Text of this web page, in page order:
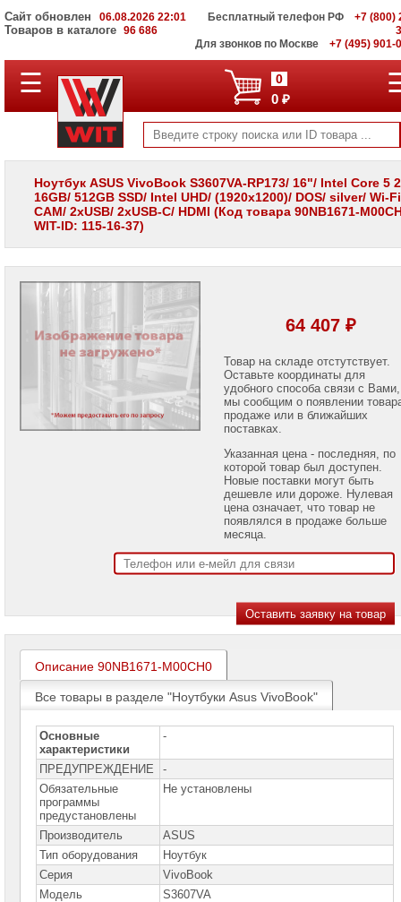
Сайт обновлен 06.08.2026 22:01
Товаров в каталоге 96 686
Бесплатный телефон РФ
+7 (800)
Для звонков по Москве
+7 (495) 901-
ПОЛНЫЙ
КАТАЛОГ
Корпоративные
серверы
WIT
Системы
хранения
данных
Мониторы
LCD
Проекторы
проекторов
MSI
Ноутбуки
Acer
Ноутбуки
Asus
Ноутбуки
Asus
Pro
Ноутбуки
Asus
Proart
Ноутбуки
Asus
Flip
☰ 0
0 ₽
Ноутбук ASUS VivoBook S3607VA-RP173/ 16"/ Intel Core 5
16GB/ 512GB SSD/ Intel UHD/ (1920х1200)/ DOS/ silver/ Wi-
CAM/ 2xUSB/ 2xUSB-C/ HDMI (Код товара 90NB1671-
WIT-ID: 115-16-37)
64 407 ₽
Товар на складе отстутствует.
Оставьте координаты для
удобного способа связи с Вами,
мы сообщим о появлении
продаже или в ближайших
поставках.
Указанная цена - последняя, по
которой товар был доступен.
Новые поставки могут быть
дешевле или дороже. Нулевая
цена означает, что товар не
появлялся в продаже больше
месяца.
Описание 90NB1671-M00CH0
Все товары в разделе "Ноутбуки Asus VivoBook"
Основные
характеристики
-
ПРЕДУПРЕЖДЕНИЕ
-
Обязательные
программы
предустановлены
Не установлены
Производитель
ASUS
Тип оборудования
Ноутбук
Серия
VivoBook
Модель
S3607VA